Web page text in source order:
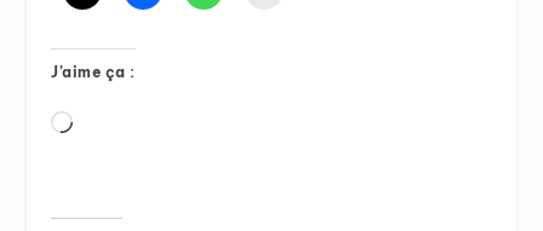
J’aime ça :
Chargement…